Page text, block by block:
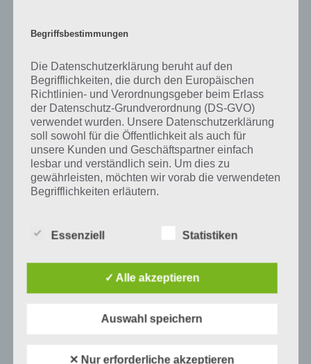
wurde die App mittlerweile heruntergeladen und gehört mit zu den
und iTunes App Store.
Auf WhatsApp teilen Teilen auf Facebook
Tweet auf Twitter
Mehr Artikel hier auf Touchportal
Begriffsbestimmungen
Die Datenschutzerklärung beruht auf den
Begrifflichkeiten, die durch den Europäischen
Richtlinien- und Verordnungsgeber beim Erlass
der Datenschutz-Grundverordnung (DS-GVO)
verwendet wurden. Unsere Datenschutzerklärung
soll sowohl für die Öffentlichkeit als auch für
unsere Kunden und Geschäftspartner einfach
lesbar und verständlich sein. Um dies zu
gewährleisten, möchten wir vorab die verwendeten
Begrifflichkeiten erläutern.
unter anderem die folgenden Begriffe:
a) personenbezogene Daten
Personenbezogene Daten sind alle
Informationen, die sich auf eine identifizierte
Folgenden „betroffene Person") beziehen.
Essenziell Statistiken
✓ Alle akzeptieren
Auswahl speichern
✕ Nur erforderliche akzeptieren